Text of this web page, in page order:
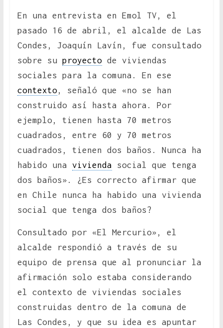
En una entrevista en Emol TV, el
pasado 16 de abril, el alcalde de Las
Condes, Joaquín Lavín, fue consultado
sobre su proyectode viviendas
sociales para la comuna. En ese
contexto, señaló que «no se han
construido así hasta ahora. Por
ejemplo, tienen hasta 70 metros
cuadrados, entre 60 y 70 metros
cuadrados, tienen dos baños. Nunca ha
habido una vivienda social que tenga
dos baños». ¿Es correcto afirmar que
en Chile nunca ha habido una vivienda
social que tenga dos baños?
Consultado por «El Mercurio», el
alcalde respondió a través de su
equipo de prensa que al pronunciar la
afirmación solo estaba considerando
el contexto de viviendas sociales
construidas dentro de la comuna de
Las Condes, y que su idea es apuntar